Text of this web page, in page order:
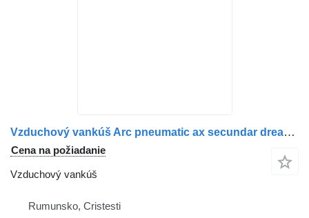
Vzduchový vankúš Arc pneumatic ax secundar dreapta A9613201021 / 9613201021 na nákladného auta Mercedes-Benz Mercedes
Cena na požiadanie
Vzduchový vankúš
Rumunsko, Cristesti